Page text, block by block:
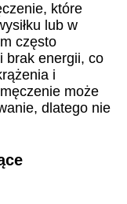
które
lub w
często
brak energii, co
i
może
dlatego nie